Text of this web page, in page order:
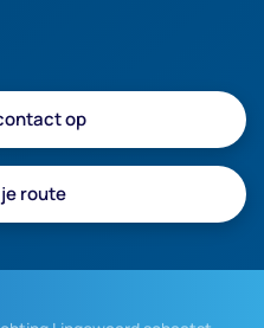
op
route